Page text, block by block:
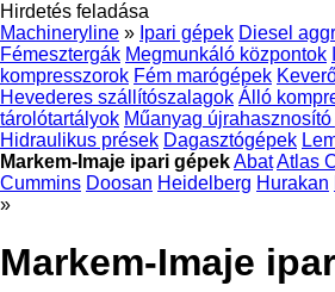
Hirdetés feladása
Machineryline » Ipari gépek Diesel
Fémesztergák Megmunkáló központok
kompresszorok Fém marógépek
Hevederes szállítószalagok Álló
tárolótartályok Műanyag
Hidraulikus prések Dagasztógépek
Markem-Imaje ipari gépekAbatAtlas
Cummins Doosan Heidelberg Hurakan
»
Markem-Imaje